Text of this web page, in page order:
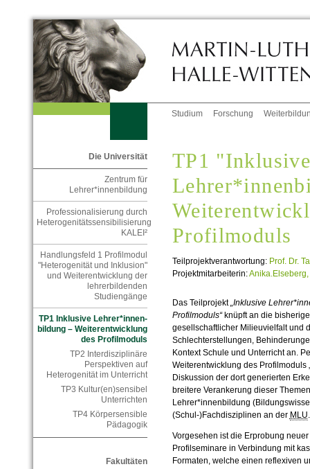
Studium Forschung
Die Universität
Zentrum für
Lehrer*innenbildung
Professionalisierung durch
Heterogenitätssensibilisierung
KALEI²
Handlungsfeld 1 Profilmodul
"Heterogenität und Inklusion"
und Weiterentwicklung der
lehrerbildenden
Studiengänge
TP1 Inklusive Lehrer*innen-
bildung – Weiterentwicklung
des Profilmoduls
TP2 Interdisziplinäre
Perspektiven auf
Heterogenität im Unterricht
TP3 Kultur(en)sensibel
Unterrichten
TP4 Körpersensible
Pädagogik
Fakultäten
TP1
Profilmoduls
Teilprojektverantwortung: Prof. Dr.
Projektmitarbeiterin:Anika.Elseberg,
Das Teilprojekt„Inklusive
Profilmoduls“knüpft an die
gesellschaftlicher Milieuvielfalt und
Schlechterstellungen,
Kontext Schule und Unterricht an.
Weiterentwicklung des Profilmoduls
Diskussion der dort generierten
breitere Verankerung dieser
Lehrer*innenbildung
(Schul-)Fachdisziplinen an der MLU.
Vorgesehen ist die Erprobung
Profilseminare in Verbindung mit
Formaten, welche einen reflexiven